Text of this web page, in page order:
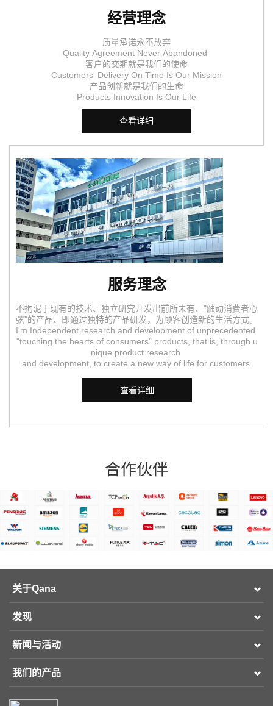
经营理念
质量承诺永不放弃
Quality Agreement Never Abandoned
客户的交期就是我们的使命
Customers' Delivery On Time Is Our Mission
产品创新就是我们的生命
Products Innovation Is Our Life
查看详细
服务理念
不拘泥于现有的技术、独立研究开发出前所未有、"触动消费者心
弦"的产品、即通过独特的产品研发，为顾客创造新的生活方式。
I'm Independent research and development of unprecedented
"touching the hearts of consumers" products, that is, through u
nique product research
and development, to create a new way of life for customers.
查看详细
合作伙伴
关于Qana
发现
新闻与活动
我们的产品